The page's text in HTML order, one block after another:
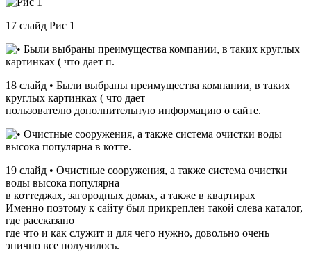
17 слайд Рис 1
18 слайд • Были выбраны преимущества компании, в таких
круглых картинках ( что дает
пользователю дополнительную информацию о сайте.
19 слайд • Очистные сооружения, а также система очистки
воды высока популярна
в коттеджах, загородных домах, а также в квартирах
Именно поэтому к сайту был прикреплен такой слева каталог,
где рассказано
где что и как служит и для чего нужно, довольно очень
эпично все получилось.